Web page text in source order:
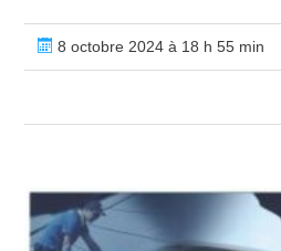
8 octobre 2024 à 18 h 55 min